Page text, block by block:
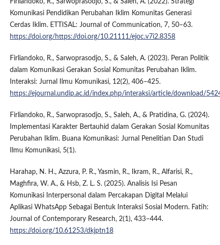
Firliandoko, R., Sarwoprasodjo, S., & Saleh, A. (2022). Strategi
Komunikasi Pendidikan Perubahan Iklim Komunitas Generasi
Cerdas Iklim. ETTISAL: Journal of Communication, 7, 50–63.
https://doi.org/https://doi.org/10.21111/ejoc.v7i2.8358
Firliandoko, R., Sarwoprasodjo, S., & Saleh, A. (2023). Peran Politik
dalam Komunikasi Gerakan Sosial Komunitas Perubahan Iklim.
Interaksi: Jurnal Ilmu Komunikasi, 12(2), 406–425.
https://ejournal.undip.ac.id/index.php/interaksi/article/download/
Firliandoko, R., Sarwoprasodjo, S., Saleh, A., & Pratidina, G. (2024).
Implementasi Karakter Bertauhid dalam Gerakan Sosial Komunitas
Perubahan Iklim. Buana Komunikasi: Jurnal Penelitian Dan Studi
Ilmu Komunikasi, 5(1).
Harahap, N. H., Azzura, P. R., Yasmin, R., Ikram, R., Alfarisi, R.,
Maghfira, W. A., & Hsb, Z. L. S. (2025). Analisis Isi Pesan
Komunikasi Interpersonal dalam Percakapan Digital Melalui
Aplikasi WhatsApp Sebagai Bentuk Interaksi Sosial Modern. Fatih:
Journal of Contemporary Research, 2(1), 433–444.
https://doi.org/10.61253/dkjptn18